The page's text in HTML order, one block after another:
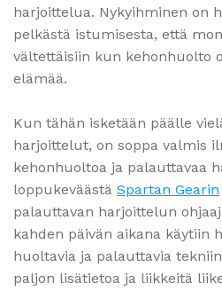
harjoittelua. Nykyihminen on
pelkästä istumisesta, että
vältettäisiin kun kehonhuolto
elämää.
Kun tähän isketään päälle
harjoittelut, on soppa valmis
kehonhuoltoa ja palauttavaa
loppukeväästä Spartan Gearin
palauttavan harjoittelun
kahden päivän aikana käytiin
huoltavia ja palauttavia
paljon lisätietoa ja liikkeitä